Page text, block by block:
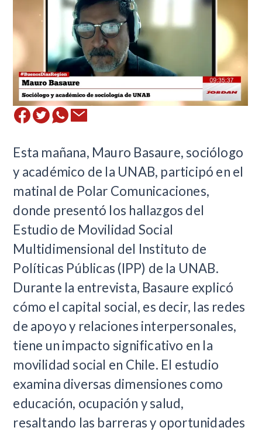
​Esta mañana, Mauro Basaure, sociólogo
y académico de la UNAB, participó en el
matinal de Polar Comunicaciones,
donde presentó los hallazgos del
Estudio de Movilidad Social
Multidimensional del Instituto de
Políticas Públicas (IPP) de la UNAB.
Durante la entrevista, Basaure explicó
cómo el capital social, es decir, las redes
de apoyo y relaciones interpersonales,
tiene un impacto significativo en la
movilidad social en Chile. El estudio
examina diversas dimensiones como
educación, ocupación y salud,
resaltando las barreras y oportunidades